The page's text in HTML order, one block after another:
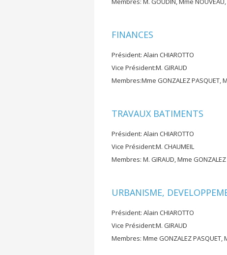
FINANCES
Président: Alain CHIAROTTO
Vice Président:M. GIRAUD
Membres:Mme GONZALEZ PASQUET,
TRAVAUX BATIMENTS
Président: Alain CHIAROTTO
Vice Président:M. CHAUMEIL
Membres: M. GIRAUD, Mme GONZALEZ
URBANISME,
Président: Alain CHIAROTTO
Vice Président:M. GIRAUD
Membres: Mme GONZALEZ PASQUET,